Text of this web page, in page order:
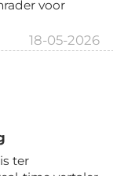
voor
18-05-2026
ter